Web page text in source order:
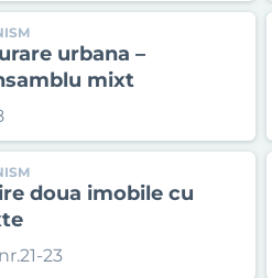
urbana –
mixt
doua imobile cu
23